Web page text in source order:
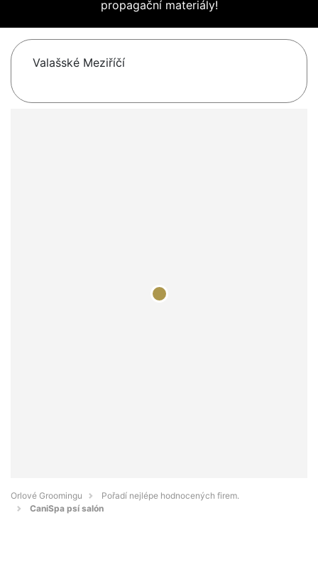
propagační materiály!
Valašské Meziříčí
Orlové Groomingu
Pořadí nejlépe hodnocených firem.
CaniSpa psí salón